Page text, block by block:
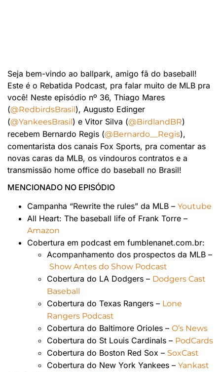
Seja bem-vindo ao ballpark, amigo fã do baseball!
Este é o Rebatida Podcast, pra falar muito de MLB pra
você! Neste episódio nº 36, Thiago Mares
(@RedbirdsBrasil), Augusto Edinger
(@YankeesBrasil) e Vitor Silva (@BirdlandBR)
recebem Bernardo Regis (@Bernardo__Regis),
comentarista dos canais Fox Sports, pra comentar as
novas caras da MLB, os vindouros contratos e a
transmissão home office do baseball no Brasil!
MENCIONADO NO EPISÓDIO
Campanha “Rewrite the rules” da MLB – Youtube
All Heart: The baseball life of Frank Torre –
Amazon
Cobertura em podcast em fumblenanet.com.br:
Acompanhamento dos prospectos da MLB –
Show Antes do Show Podcast
Cobertura do LA Dodgers – Dodgers Cast
Baseball
Cobertura do Texas Rangers – Lone
Rangers Podcast
Cobertura do Baltimore Orioles – O’s News
Cobertura do St Louis Cardinals – PodCards
Cobertura do Boston Red Sox – SoxCast
Cobertura do New York Yankees – Yankast